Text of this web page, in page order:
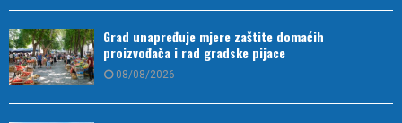
Grad unapređuje mjere zaštite domaćih
proizvođača i rad gradske pijace
08/08/2026